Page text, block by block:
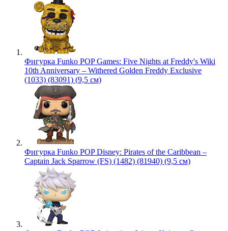
Фигурка Funko POP Games: Five Nights at Freddy's Wiki
10th Anniversary – Withered Golden Freddy Exclusive
(1033) (83091) (9,5 см)
Фигурка Funko POP Disney: Pirates of the Caribbean –
Captain Jack Sparrow (FS) (1482) (81940) (9,5 см)